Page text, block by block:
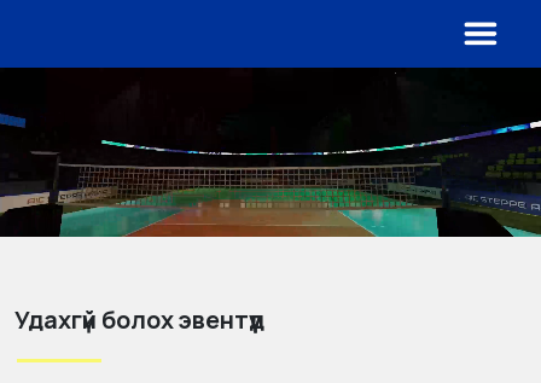
Удахгүй болох эвентүүд